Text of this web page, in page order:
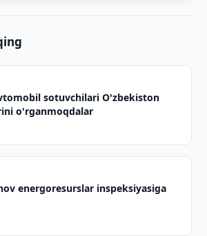
sotuvchilari O'zbekiston
o'rganmoqdalar
energoresurslar inspeksiyasiga